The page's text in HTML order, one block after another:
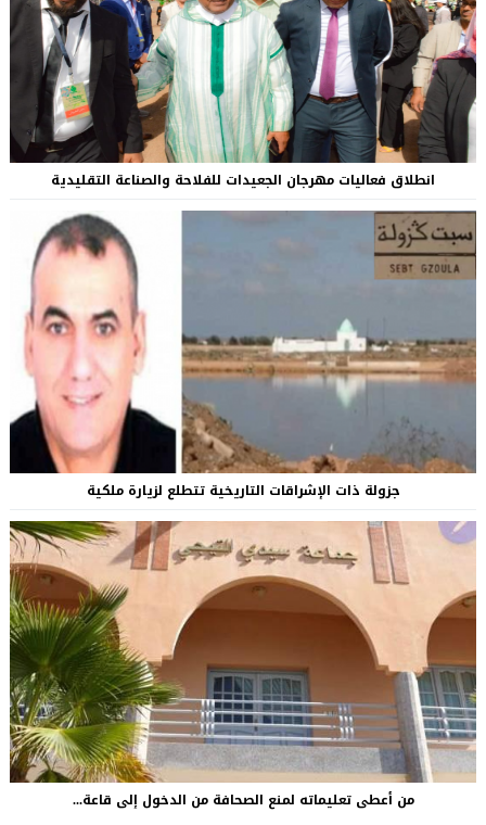
انطلاق فعاليات مهرجان الجعيدات للفلاحة والصناعة التقليدية
جزولة ذات الإشراقات التاريخية تتطلع لزيارة ملكية
من أعطى تعليماته لمنع الصحافة من الدخول إلى قاعة...